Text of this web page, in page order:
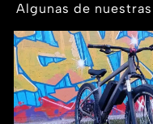
Algunas de